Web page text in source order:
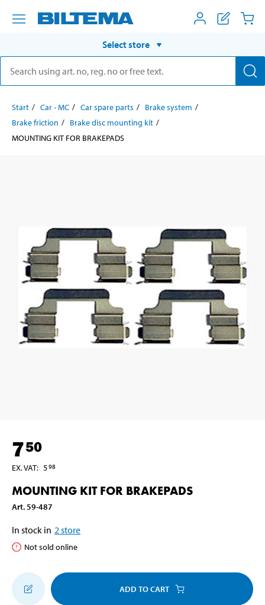
Select store
Start Car - MC Car spare parts
Brake system
Brake friction
Brake disc mounting kit
MOUNTING KIT FOR BRAKEPADS
750
EX. VAT: 598
MOUNTING KIT FOR BRAKEPADS
Art. 59-487
In stock in 2 store
Not sold online
ADD TO CART